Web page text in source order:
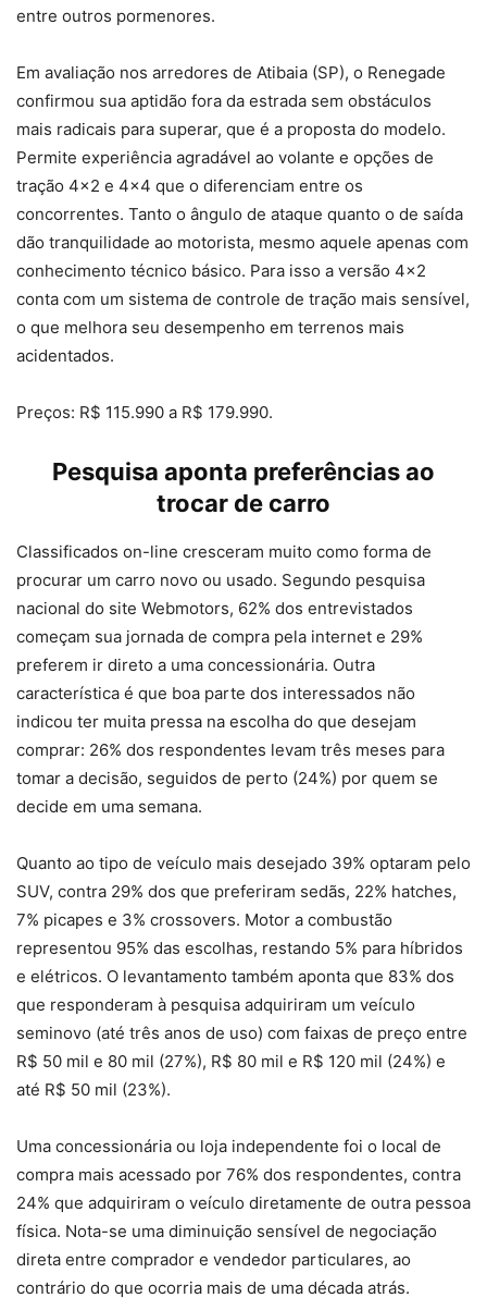
entre outros pormenores.
Em avaliação nos arredores de Atibaia (SP), o Renegade
confirmou sua aptidão fora da estrada sem obstáculos
mais radicais para superar, que é a proposta do modelo.
Permite experiência agradável ao volante e opções de
tração 4×2 e 4×4 que o diferenciam entre os
concorrentes. Tanto o ângulo de ataque quanto o de saída
dão tranquilidade ao motorista, mesmo aquele apenas com
conhecimento técnico básico. Para isso a versão 4×2
conta com um sistema de controle de tração mais sensível,
o que melhora seu desempenho em terrenos mais
acidentados.
Preços: R$ 115.990 a R$ 179.990.
Pesquisa aponta preferências ao
trocar de carro
Classificados on-line cresceram muito como forma de
procurar um carro novo ou usado. Segundo pesquisa
nacional do site Webmotors, 62% dos entrevistados
começam sua jornada de compra pela internet e 29%
preferem ir direto a uma concessionária. Outra
característica é que boa parte dos interessados não
indicou ter muita pressa na escolha do que desejam
comprar: 26% dos respondentes levam três meses para
tomar a decisão, seguidos de perto (24%) por quem se
decide em uma semana.
Quanto ao tipo de veículo mais desejado 39% optaram pelo
SUV, contra 29% dos que preferiram sedãs, 22% hatches,
7% picapes e 3% crossovers. Motor a combustão
representou 95% das escolhas, restando 5% para híbridos
e elétricos. O levantamento também aponta que 83% dos
que responderam à pesquisa adquiriram um veículo
seminovo (até três anos de uso) com faixas de preço entre
R$ 50 mil e 80 mil (27%), R$ 80 mil e R$ 120 mil (24%) e
até R$ 50 mil (23%).
Uma concessionária ou loja independente foi o local de
compra mais acessado por 76% dos respondentes, contra
24% que adquiriram o veículo diretamente de outra pessoa
física. Nota-se uma diminuição sensível de negociação
direta entre comprador e vendedor particulares, ao
contrário do que ocorria mais de uma década atrás.